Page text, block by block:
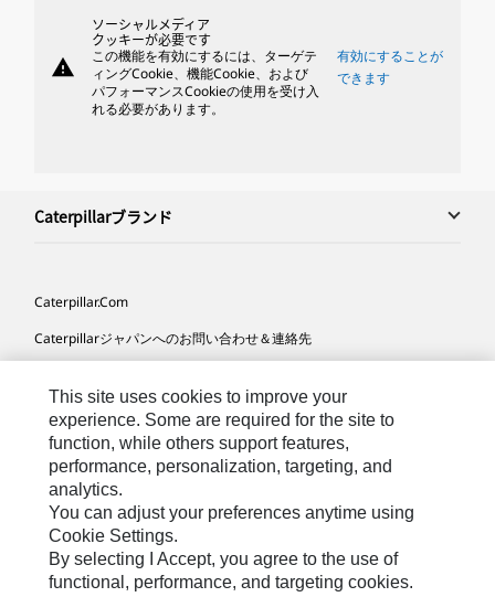
warning
ソーシャルメディア
クッキーが必要です
この機能を有効にするには、ターゲテ
ィングCookie、機能Cookie、および
パフォーマンスCookieの使用を受け入
れる必要があります。
有効にすることが
できます
Caterpillarブランド
Caterpillar.com
Caterpillarジャパンへのお問い合わせ＆連絡先
サイト･マップ
Cookie Settings
法的事項
プライバシー
This site uses cookies to improve your
experience. Some are required for the site to
function, while others support features,
performance, personalization, targeting, and
analytics.
You can adjust your preferences anytime using
Cookie Settings.
By selecting I Accept, you agree to the use of
functional, performance, and targeting cookies.